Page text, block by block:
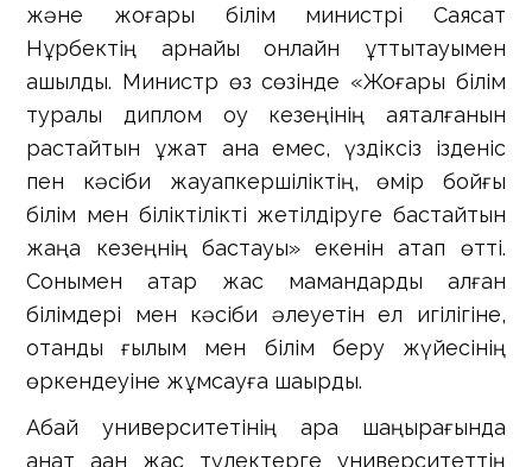
және жоғары білім министрі Саясат
Нұрбектің арнайы онлайн құттықтауымен
ашылды. Министр өз сөзінде «Жоғары білім
туралы диплом оқу кезеңінің аяқталғанын
растайтын құжат қана емес, үздіксіз ізденіс
пен кәсіби жауапкершіліктің, өмір бойғы
білім мен біліктілікті жетілдіруге бастайтын
жаңа кезеңнің бастауы» екенін атап өтті.
Сонымен қатар жас мамандарды алған
білімдері мен кәсіби әлеуетін ел игілігіне,
отандық ғылым мен білім беру жүйесінің
өркендеуіне жұмсауға шақырды.
Абай университетінің қара шаңырағында
қанат қаққан жас түлектерге университеттің